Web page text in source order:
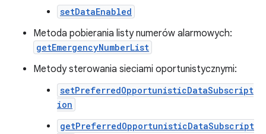
setDataEnabled
Metoda pobierania listy numerów alarmowych:
getEmergencyNumberList
Metody sterowania sieciami oportunistycznymi:
setPreferredOpportunisticDataSubscript
ion
getPreferredOpportunisticDataSubscript